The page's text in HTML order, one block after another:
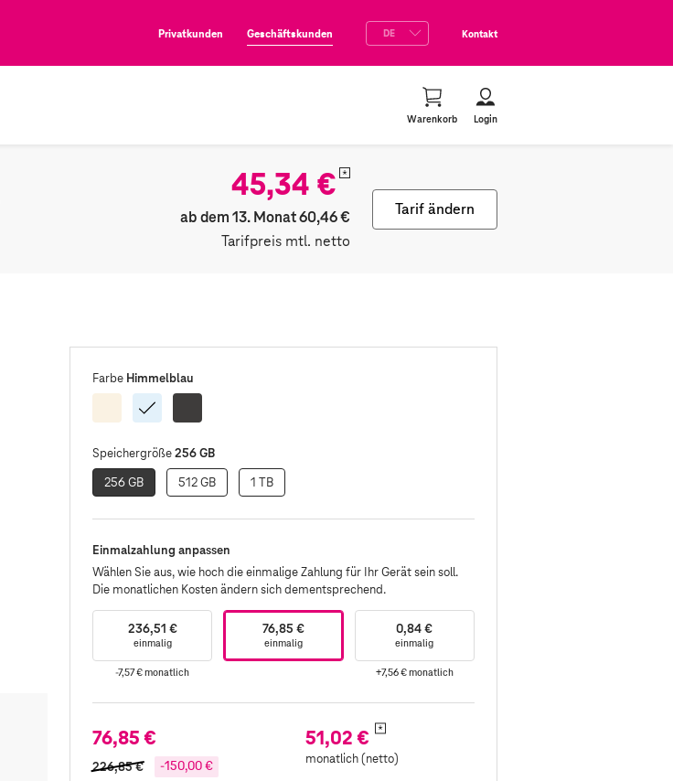
Privatkunden Geschäftskunden Kontakt
Warenkorb Login
45,34 € *
ab dem 13. Monat 60,46 €
Tarifpreis mtl. netto
Tarif ändern
Farbe Himmelblau
LichtgoldHimmelblau
Space
Schwarz
Speichergröße 256 GB
256 GB 512 GB 1 TB
Einmalzahlung anpassen
Wählen Sie aus, wie hoch die einmalige Zahlung für Ihr Gerät sein soll.
Die monatlichen Kosten ändern sich dementsprechend.
236,51 €
einmalig
-7,57 €monatlich
76,85 €
einmalig
0,84 €
einmalig
+7,56 €monatlich
76,85 €
226,85 €
-150,00 €
51,02 € *
monatlich (netto)